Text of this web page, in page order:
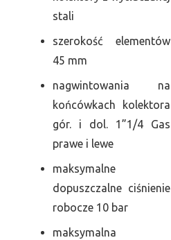
stali
szerokość elementów
45 mm
nagwintowania na
końcówkach kolektora
gór. i dol. 1”1/4 Gas
prawe i lewe
maksymalne
dopuszczalne ciśnienie
robocze 10 bar
maksymalna